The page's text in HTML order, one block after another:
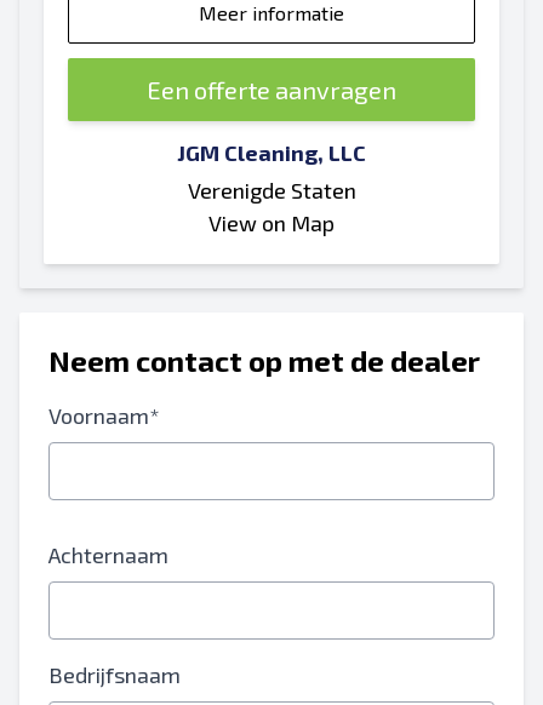
Meer informatie
Een offerte aanvragen
JGM Cleaning, LLC
Verenigde Staten
View on Map
Neem contact op met de dealer
Voornaam*
Achternaam
Bedrijfsnaam